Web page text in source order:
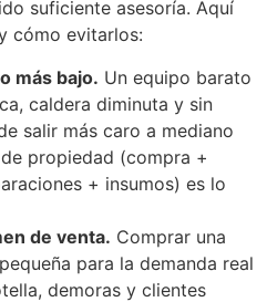
suficiente asesoría. Aquí
cómo evitarlos:
más bajo. Un equipo barato
caldera diminuta y sin
salir más caro a mediano
propiedad (compra +
+ insumos) es lo
de venta. Comprar una
para la demanda real
demoras y clientes